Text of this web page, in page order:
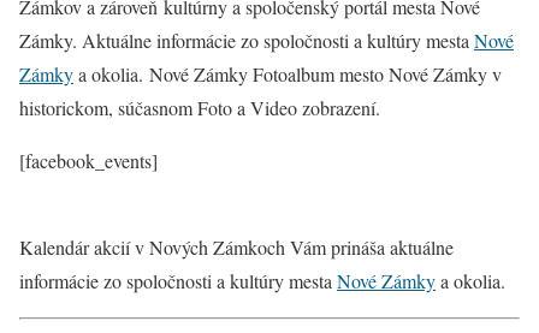
Zámkov a zároveň kultúrny a spoločenský portál mesta Nové
Zámky. Aktuálne informácie zo spoločnosti a kultúry mestaNové
Zámkya okolia. Nové Zámky Fotoalbum mesto Nové Zámky v
historickom, súčasnom Foto a Video zobrazení.
[facebook_events]
Kalendár akcií v Nových Zámkoch Vám prináša aktuálne
informácie zo spoločnosti a kultúry mestaNové Zámkya okolia.